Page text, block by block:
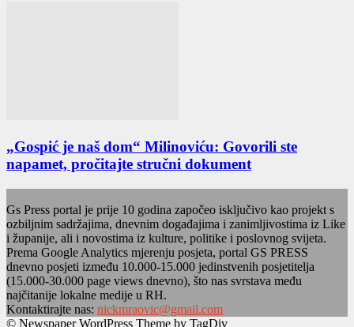
„Gospić je naš dom“ Milinoviću: Govorili ste
napamet, pročitajte stručni dokument
Gs Press portal je prije 10 godina započeo isključivo kao projekt s
ozbiljnim sadržajima, dnevnim događajima i zanimljivostima iz Like
i županije, ali i novostima iz kulture, politike i poslovnog svijeta.
Prema Google Analytics mjerenju posjeta, portal GS PRESS
dnevno posjeti između 10.000-15.000 jedinstvenih posjetitelja
(15.000-30.000 page views dnevno), što nas svrstava među
najčitanije lokalne medije u RH.
Kontaktirajte nas: nickmraovic@gmail.com
© Newspaper WordPress Theme by TagDiv